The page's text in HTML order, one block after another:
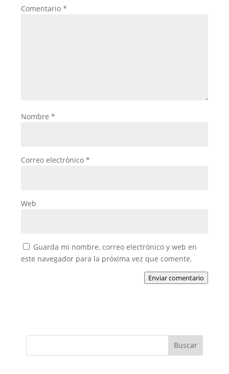
Comentario*
Nombre*
Correo electrónico*
Web
Guarda mi nombre, correo electrónico y web en
este navegador para la próxima vez que comente.
Enviar comentario
Buscar